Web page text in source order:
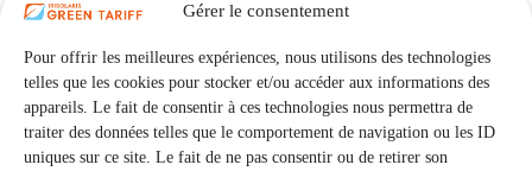
Gérer le consentement
Pour offrir les meilleures expériences, nous utilisons des technologies
telles que les cookies pour stocker et/ou accéder aux informations des
appareils. Le fait de consentir à ces technologies nous permettra de
traiter des données telles que le comportement de navigation ou les ID
uniques sur ce site. Le fait de ne pas consentir ou de retirer son